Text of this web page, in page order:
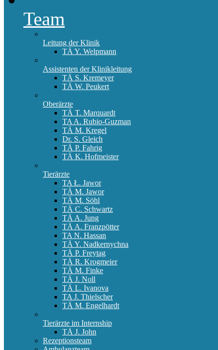
Team
Leitung der Klinik
TÄ Y. Welpmann
Assistenten der Klinikleitung
TÄ S. Kremeyer
TÄ W. Peukert
Oberärzte
TÄ T. Marquardt
TA A. Rubio-Guzman
TÄ M. Kregel
Dr. S. Gleich
TÄ P. Fahrig
TÄ K. Hofmeister
Tierärzte
TA Ł. Jawor
TÄ M. Jawor
TÄ M. Söhl
TÄ C. Schwartz
TÄ A. Jung
TÄ A. Franzpötter
TA N. Hassan
TÄ Y. Nadkernychna
TÄ P. Freytag
TÄ R. Krogmeier
TÄ M. Finke
TÄ J. Noll
TÄ L. Ivanova
TA J. Thielscher
TÄ M. Engelhardt
Tierärzte im Internship
TÄ J. John
Rezeptionsteam